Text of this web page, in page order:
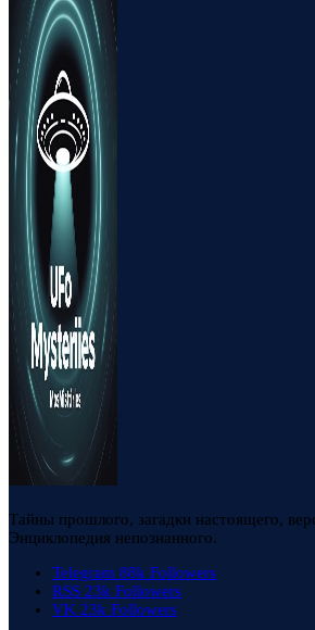
Тайны прошлого, загадки настоящего,
Энциклопедия непознанного.
Telegram 88k Followers
RSS 23k Followers
VK 23k Followers